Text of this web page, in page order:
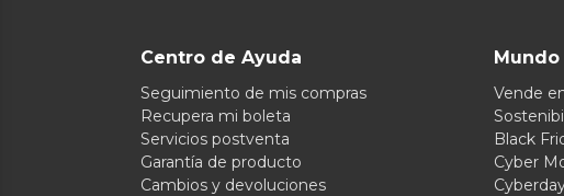
Centro de Ayuda
Seguimiento de mis compras
Recupera mi boleta
Servicios postventa
Garantía de producto
Cambios y devoluciones
Mundo
Vende
Black
Cyber